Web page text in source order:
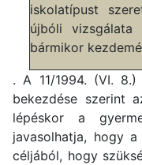
iskolatípust
újbóli vizsgálata
bármikor
. A 11/1994. (VI.
bekezdése szerint
lépéskor a
javasolhatja, hogy
céljából, hogy